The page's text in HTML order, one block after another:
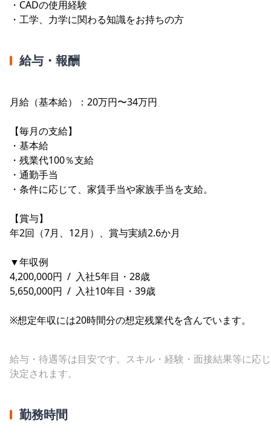
・CADの使用経験
・工学、力学に関わる知識をお持ちの方
給与・報酬
月給（基本給）：20万円〜34万円
【毎月の支給】
・基本給
・残業代100％支給
・通勤手当
・条件に応じて、家賃手当や家族手当を支給。
【賞与】
年2回（7月、12月）、賞与実績2.6か月
▼年収例
4,200,000円 / 入社5年目・28歳
5,650,000円 / 入社10年目・39歳
※想定年収には20時間分の想定残業代を含んでいます。
給与・待遇等は目安です。スキル・経験・面接結果等に応
決定されます。
勤務時間